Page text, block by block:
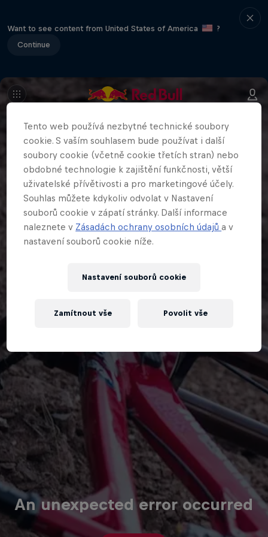
Want to see content from United States of America
?
Continue
An unexpected error occurred
Tento web používá nezbytné technické soubory
cookie. S vaším souhlasem bude používat i další
soubory cookie (včetně cookie třetích stran) nebo
obdobné technologie k zajištění funkčnosti, větší
uživatelské přívětivosti a pro marketingové účely.
Souhlas můžete kdykoliv odvolat v Nastavení
souborů cookie v zápatí stránky. Další informace
naleznete v Zásadách ochrany osobních údajůa v
nastavení souborů cookie níže.
Nastavení souborů cookie
Zamítnout vše Povolit vše